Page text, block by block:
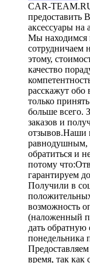
CAR-
предоставить
аксессуары
Мы находимся
сотрудничаем
этому,
качество
расскажут обо
только
больше всего.
заказов и
отзывов.Наши
равнодушным,
обратиться и
потому
гарантируем
Получили в
возможность
(наложенный
дать обратную
понедельника
время, так как